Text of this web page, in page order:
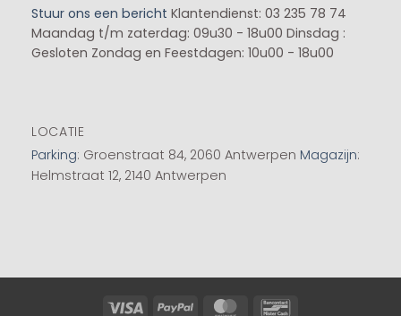
Stuur ons een bericht Klantendienst: 03 235 78 74
Maandag t/m zaterdag: 09u30 - 18u00 Dinsdag :
Gesloten Zondag en Feestdagen: 10u00 - 18u00
LOCATIE
Parking: Groenstraat 84, 2060 Antwerpen Magazijn:
Helmstraat 12, 2140 Antwerpen
Visa PayPal MasterCard